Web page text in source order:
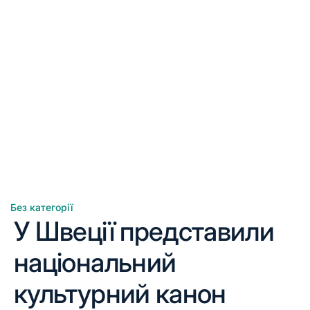
Опублікувати
Без категорії
У Швеції представили
національний
культурний канон